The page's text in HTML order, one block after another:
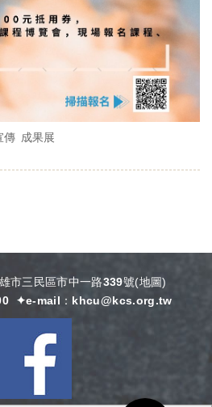
傳 成果展
市三民區市中一路339號(地圖)
✦e-mail： khcu@kcs.org.tw